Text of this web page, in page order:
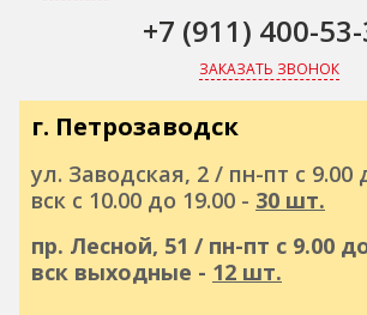
+7 (911) 400-53-
ЗАКАЗАТЬ ЗВОНОК
г. Петрозаводск
ул. Заводская, 2 / пн-пт с 9.00
вск с 10.00 до 19.00 - 30 шт.
пр. Лесной, 51 / пн-пт с 9.00
вск выходные - 12 шт.